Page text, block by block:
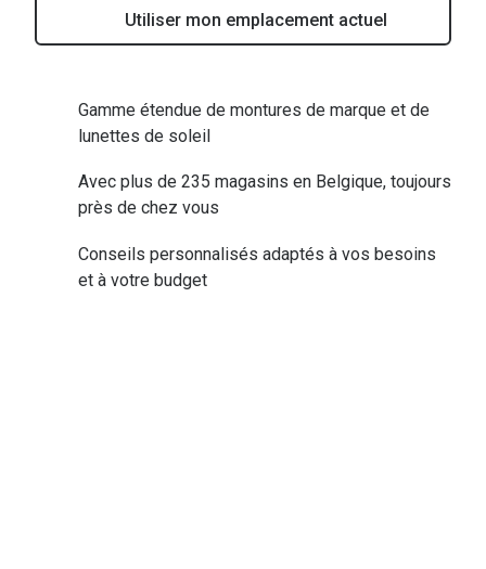
trouvé,
partager
emplacement
actuel
Utiliser mon emplacement actuel
Gamme étendue de montures de marque et de
lunettes de soleil
Avec plus de 235 magasins en Belgique, toujours
près de chez vous
Conseils personnalisés adaptés à vos besoins
et à votre budget